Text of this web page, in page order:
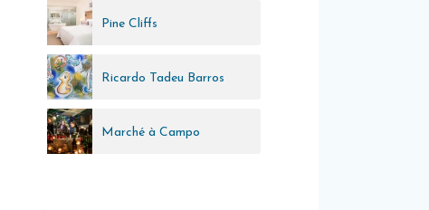
Pine Cliffs
Ricardo Tadeu Barros
Marché à Campo